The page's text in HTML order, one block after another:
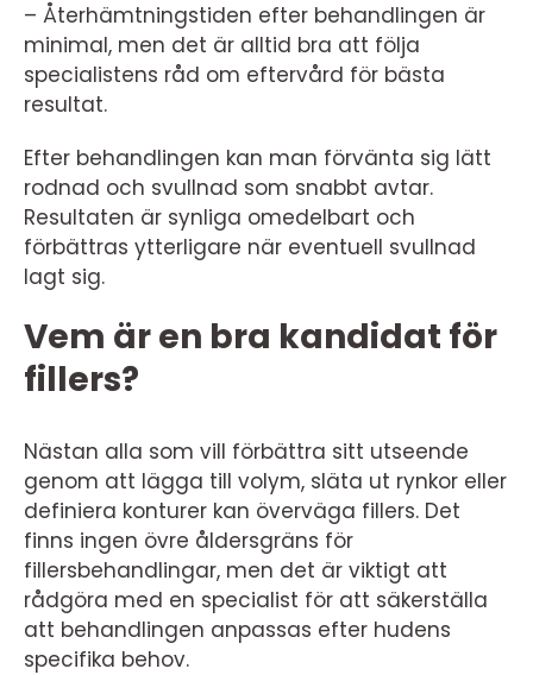
– Återhämtningstiden efter behandlingen är
minimal, men det är alltid bra att följa
specialistens råd om eftervård för bästa
resultat.
Efter behandlingen kan man förvänta sig lätt
rodnad och svullnad som snabbt avtar.
Resultaten är synliga omedelbart och
förbättras ytterligare när eventuell svullnad
lagt sig.
Vem är en bra kandidat för
fillers?
Nästan alla som vill förbättra sitt utseende
genom att lägga till volym, släta ut rynkor eller
definiera konturer kan överväga fillers. Det
finns ingen övre åldersgräns för
fillersbehandlingar, men det är viktigt att
rådgöra med en specialist för att säkerställa
att behandlingen anpassas efter hudens
specifika behov.